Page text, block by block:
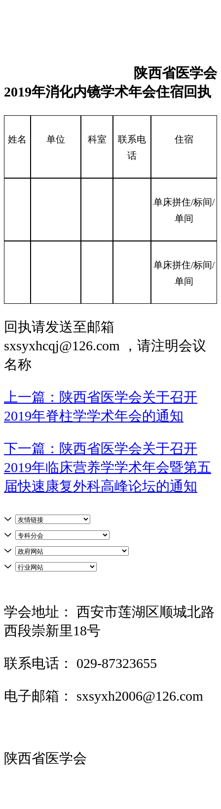
陕西省医学会
2019年消化内镜学术年会住宿回执
姓名 单位 科室
联系电
话
住宿
单床拼住/标间/
单间
单床拼住/标间/
单间
回执请发送至邮箱
sxsyxhcqj@126.com ，请注明会议
名称
上一篇：陕西省医学会关于召开
2019年脊柱学学术年会的通知
下一篇：陕西省医学会关于召开
2019年临床营养学学术年会暨第五
届快速康复外科高峰论坛的通知
学会地址：
西安市莲湖区顺城北路
西段崇新里18号
联系电话： 029-87323655
电子邮箱： sxsyxh2006@126.com
陕西省医学会